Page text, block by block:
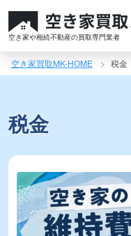
コ
テ
ツ
キ
プ
空き家や相続不動産の買取専門業者
空き家買取MK-HOME 税金
税金